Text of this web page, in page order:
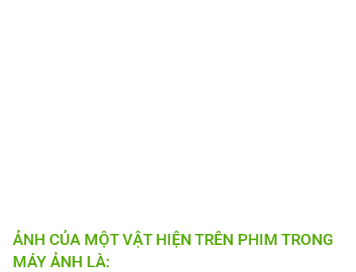
ẢNH CỦA MỘT VẬT HIỆN TRÊN PHIM TRONG
MÁY ẢNH LÀ: